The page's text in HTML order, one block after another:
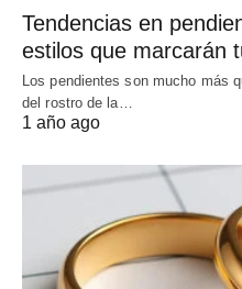
Tendencias en
estilos que marcarán
Los pendientes son mucho más
del rostro de la…
1 año ago